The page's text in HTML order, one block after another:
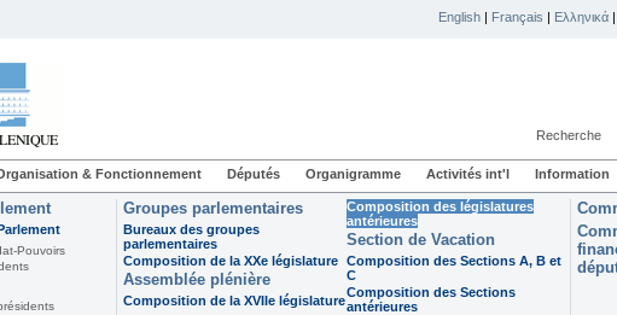
English | Français | Ελληνικά |
Recherche
& Fonctionnement Députés Organigramme Activités int'l Information
Pouvoirs
Groupes parlementaires
Bureaux des groupes
parlementaires
Composition de la XXe législature
Assemblée plénière
Composition de la XVIIe législature
Composition des législatures
antérieures
Section de Vacation
Composition des Sections A, B et
C
Composition des Sections
antérieures